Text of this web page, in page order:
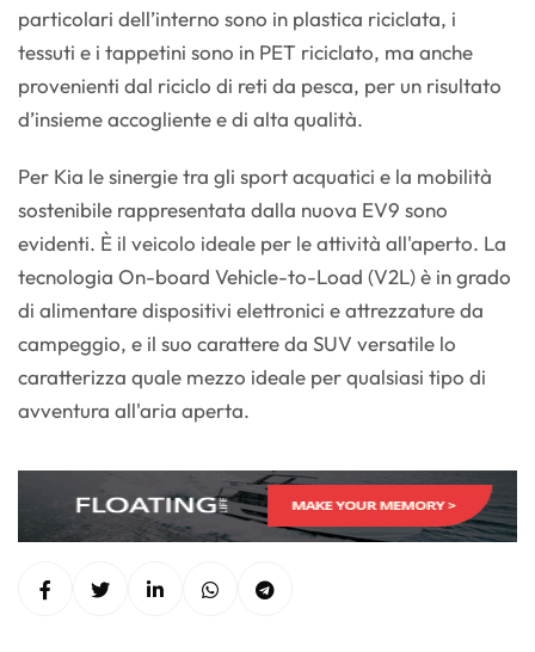
particolari dell’interno sono in plastica riciclata, i
tessuti e i tappetini sono in PET riciclato, ma anche
provenienti dal riciclo di reti da pesca, per un risultato
d’insieme accogliente e di alta qualità.
Per Kia le sinergie tra gli sport acquatici e la mobilità
sostenibile rappresentata dalla nuova EV9 sono
evidenti. È il veicolo ideale per le attività all'aperto. La
tecnologia On-board Vehicle-to-Load (V2L) è in grado
di alimentare dispositivi elettronici e attrezzature da
campeggio, e il suo carattere da SUV versatile lo
caratterizza quale mezzo ideale per qualsiasi tipo di
avventura all'aria aperta.